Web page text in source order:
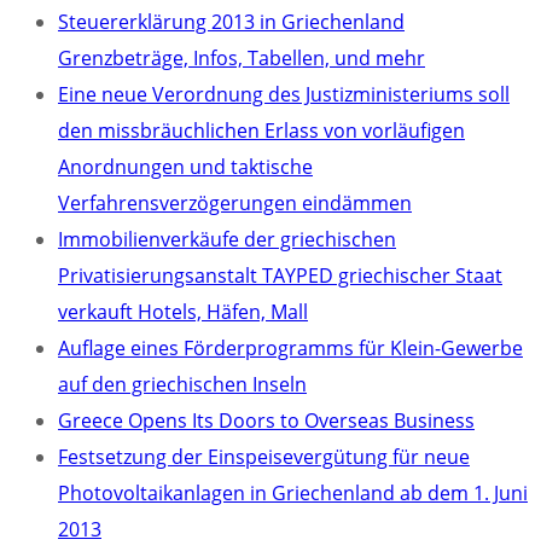
Steuererklärung 2013 in Griechenland
Grenzbeträge, Infos, Tabellen, und mehr
Eine neue Verordnung des Justizministeriums soll
den missbräuchlichen Erlass von vorläufigen
Anordnungen und taktische
Verfahrensverzögerungen eindämmen
Immobilienverkäufe der griechischen
Privatisierungsanstalt TAYPED griechischer Staat
verkauft Hotels, Häfen, Mall
Auflage eines Förderprogramms für Klein-Gewerbe
auf den griechischen Inseln
Greece Opens Its Doors to Overseas Business
Festsetzung der Einspeisevergütung für neue
Photovoltaikanlagen in Griechenland ab dem 1. Juni
2013